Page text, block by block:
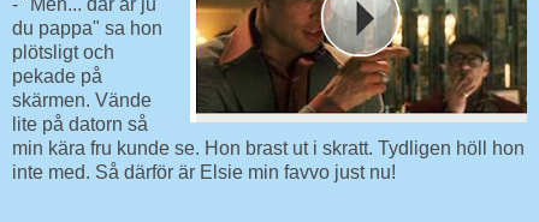
du pappa" sa hon
plötsligt och
pekade på
skärmen. Vände
lite på datorn så
min kära fru kunde se. Hon brast ut i skratt. Tydligen höll hon
inte med. Så därför är Elsie min favvo just nu!